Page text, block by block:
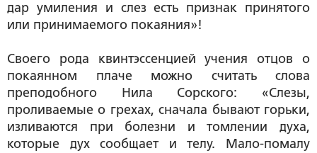
дар умиления и слез есть признак принятого
или принимаемого покаяния»!
Своего рода квинтэссенцией учения отцов о
покаянном плаче можно считать слова
преподобного Нила Сорского: «Слезы,
проливаемые о грехах, сначала бывают горьки,
изливаются при болезни и томлении духа,
которые дух сообщает и телу.
Мало-помалу